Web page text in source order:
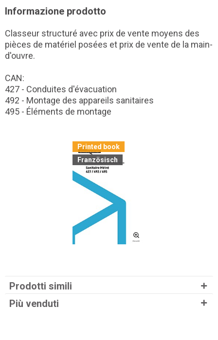
Informazione prodotto
Classeur structuré avec prix de vente moyens des
pièces de matériel posées et prix de vente de la main-
d'ouvre.
CAN:
427 - Conduites d'évacuation
492 - Montage des appareils sanitaires
495 - Éléments de montage
Printed book
Französisch
Prodotti simili
Più venduti